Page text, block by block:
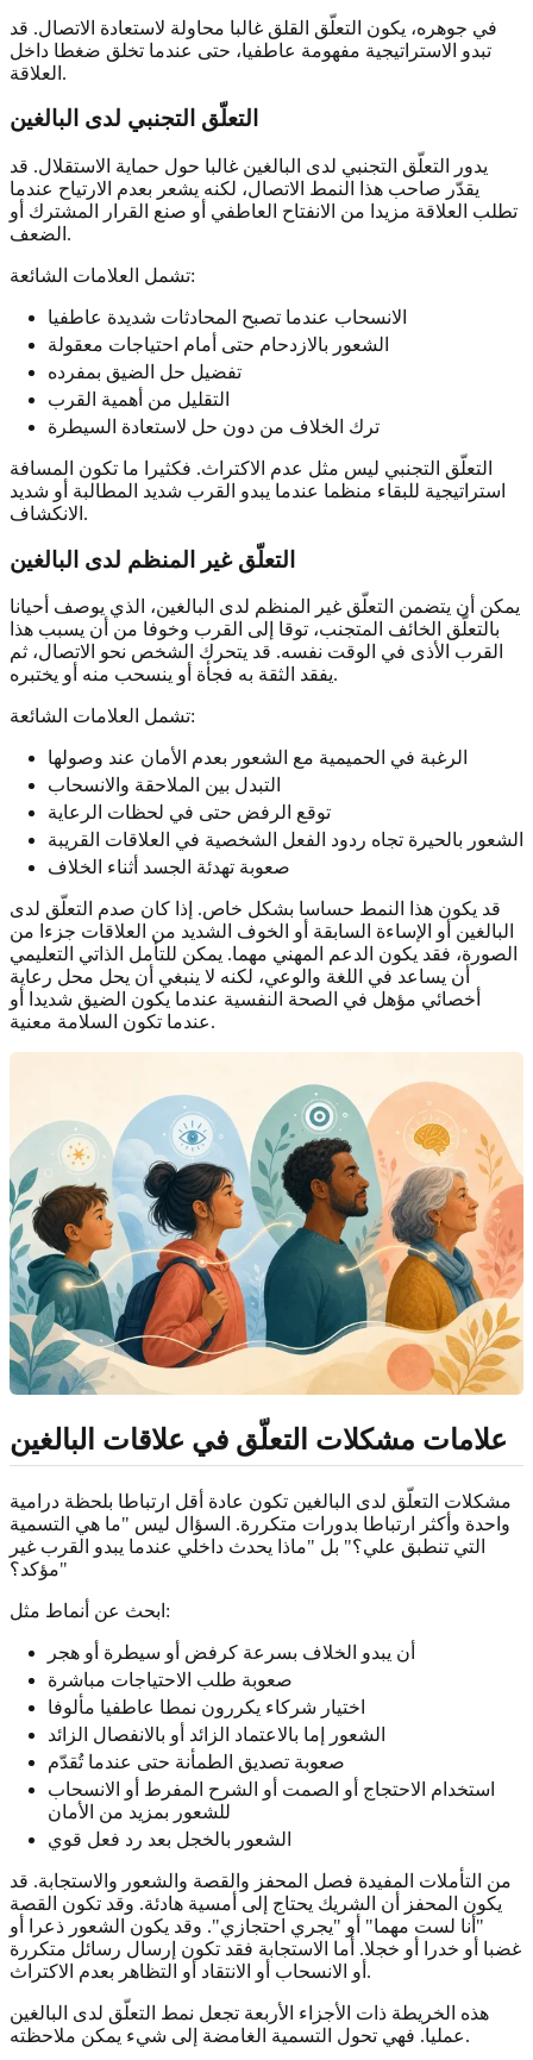
في جوهره، يكون التعلّق القلق غالبا محاولة لاستعادة الاتصال. قد
تبدو الاستراتيجية مفهومة عاطفيا، حتى عندما تخلق ضغطا داخل
العلاقة.
التعلّق التجنبي لدى البالغين
يدور التعلّق التجنبي لدى البالغين غالبا حول حماية الاستقلال. قد
يقدّر صاحب هذا النمط الاتصال، لكنه يشعر بعدم الارتياح عندما
تطلب العلاقة مزيدا من الانفتاح العاطفي أو صنع القرار المشترك أو
الضعف.
تشمل العلامات الشائعة:
الانسحاب عندما تصبح المحادثات شديدة عاطفيا
الشعور بالازدحام حتى أمام احتياجات معقولة
تفضيل حل الضيق بمفرده
التقليل من أهمية القرب
ترك الخلاف من دون حل لاستعادة السيطرة
التعلّق التجنبي ليس مثل عدم الاكتراث. فكثيرا ما تكون المسافة
استراتيجية للبقاء منظما عندما يبدو القرب شديد المطالبة أو شديد
الانكشاف.
التعلّق غير المنظم لدى البالغين
يمكن أن يتضمن التعلّق غير المنظم لدى البالغين، الذي يوصف أحيانا
بالتعلّق الخائف المتجنب، توقا إلى القرب وخوفا من أن يسبب هذا
القرب الأذى في الوقت نفسه. قد يتحرك الشخص نحو الاتصال، ثم
يفقد الثقة به فجأة أو ينسحب منه أو يختبره.
تشمل العلامات الشائعة:
الرغبة في الحميمية مع الشعور بعدم الأمان عند وصولها
التبدل بين الملاحقة والانسحاب
توقع الرفض حتى في لحظات الرعاية
الشعور بالحيرة تجاه ردود الفعل الشخصية في العلاقات القريبة
صعوبة تهدئة الجسد أثناء الخلاف
قد يكون هذا النمط حساسا بشكل خاص. إذا كان صدم التعلّق لدى
البالغين أو الإساءة السابقة أو الخوف الشديد من العلاقات جزءا من
الصورة، فقد يكون الدعم المهني مهما. يمكن للتأمل الذاتي التعليمي
أن يساعد في اللغة والوعي، لكنه لا ينبغي أن يحل محل رعاية
أخصائي مؤهل في الصحة النفسية عندما يكون الضيق شديدا أو
عندما تكون السلامة معنية.
علامات مشكلات التعلّق في علاقات البالغين
مشكلات التعلّق لدى البالغين تكون عادة أقل ارتباطا بلحظة درامية
واحدة وأكثر ارتباطا بدورات متكررة. السؤال ليس "ما هي التسمية
التي تنطبق علي؟" بل "ماذا يحدث داخلي عندما يبدو القرب غير
مؤكد؟"
ابحث عن أنماط مثل:
أن يبدو الخلاف بسرعة كرفض أو سيطرة أو هجر
صعوبة طلب الاحتياجات مباشرة
اختيار شركاء يكررون نمطا عاطفيا مألوفا
الشعور إما بالاعتماد الزائد أو بالانفصال الزائد
صعوبة تصديق الطمأنة حتى عندما تُقدّم
استخدام الاحتجاج أو الصمت أو الشرح المفرط أو الانسحاب
للشعور بمزيد من الأمان
الشعور بالخجل بعد رد فعل قوي
من التأملات المفيدة فصل المحفز والقصة والشعور والاستجابة. قد
يكون المحفز أن الشريك يحتاج إلى أمسية هادئة. وقد تكون القصة
"أنا لست مهما" أو "يجري احتجازي". وقد يكون الشعور ذعرا أو
غضبا أو خدرا أو خجلا. أما الاستجابة فقد تكون إرسال رسائل متكررة
أو الانسحاب أو الانتقاد أو التظاهر بعدم الاكتراث.
هذه الخريطة ذات الأجزاء الأربعة تجعل نمط التعلّق لدى البالغين
عمليا. فهي تحول التسمية الغامضة إلى شيء يمكن ملاحظته.